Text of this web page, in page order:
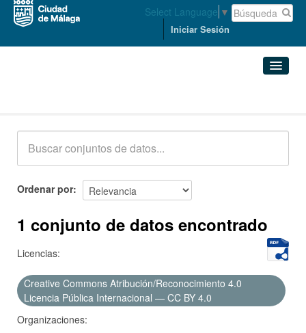
Select Language ▼
Iniciar Sesión
Acerca de
Ordenar por
1 conjunto de datos encontrado
Licencias:
Creative Commons Atribución/Reconocimiento 4.0
Licencia Pública Internacional — CC BY 4.0
Organizaciones: